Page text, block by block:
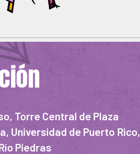
Torre Central de Plaza
Universidad de Puerto Rico,
Piedras